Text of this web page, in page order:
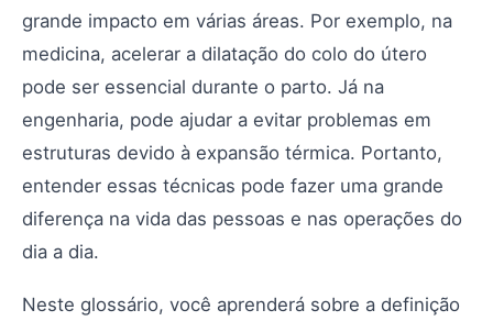
grande impacto em várias áreas. Por exemplo, na
medicina, acelerar a dilatação do colo do útero
pode ser essencial durante o parto. Já na
engenharia, pode ajudar a evitar problemas em
estruturas devido à expansão térmica. Portanto,
entender essas técnicas pode fazer uma grande
diferença na vida das pessoas e nas operações do
dia a dia.
Neste glossário, você aprenderá sobre a definição